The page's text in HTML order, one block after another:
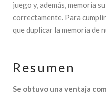
juego y, además, memoria
correctamente. Para
que duplicar la memoria de
R e s u m e n
Se obtuvo una ventaja